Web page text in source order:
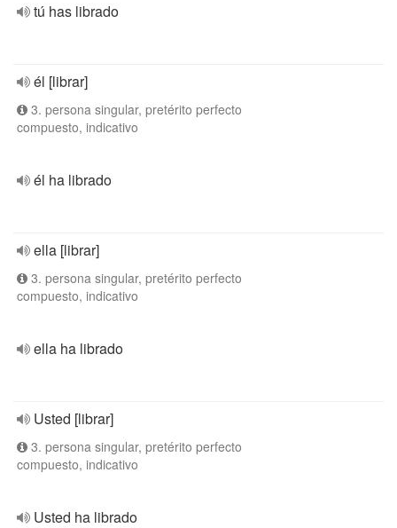
tú has librado
él [librar]
3. persona singular, pretérito perfecto
compuesto, indicativo
él ha librado
ella [librar]
3. persona singular, pretérito perfecto
compuesto, indicativo
ella ha librado
Usted [librar]
3. persona singular, pretérito perfecto
compuesto, indicativo
Usted ha librado